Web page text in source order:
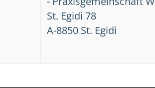
St. Egidi 78
A-8850 St. Egidi